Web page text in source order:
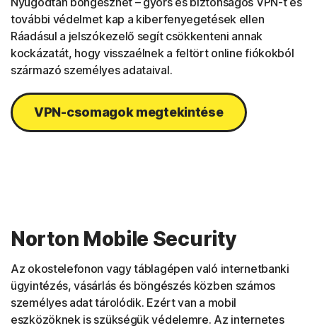
további védelmet kap a kiberfenyegetések ellen
Ráadásul a jelszókezelő segít csökkenteni annak
kockázatát, hogy visszaélnek a feltört online fiókokból
származó személyes adataival.
VPN-csomagok megtekintése
Norton Mobile Security
Az okostelefonon vagy táblagépen való internetbanki
ügyintézés, vásárlás és böngészés közben számos
személyes adat tárolódik. Ezért van a mobil
eszközöknek is szükségük védelemre. Az internetes